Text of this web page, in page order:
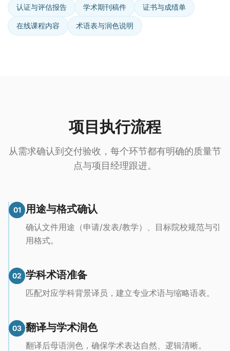
认证与评估报告 学术期刊稿件 证书与成绩单
在线课程内容 术语表与润色说明
项目执行流程
从需求确认到交付验收，每个环节都有明确的质量节
点与项目经理跟进。
01 用途与格式确认
确认文件用途（申请/发表/教学）、目标院校规范与引
用格式。
02 学科术语准备
匹配对应学科背景译员，建立专业术语与缩略语表。
03 翻译与学术润色
翻译后母语润色，确保学术表达自然、逻辑清晰。